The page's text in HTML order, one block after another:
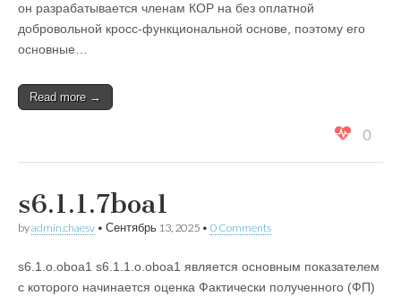
он разрабатывается членам КОР на без оплатной
добровольной кросс-функциональной основе, поэтому его
основные…
Read more →
0
s6.1.1.7boa1
byadmin.chaesv • Сентябрь 13, 2025 • 0 Comments
s6.1.о.оboa1 s6.1.1.о.оboa1 является основным показателем
с которого начинается оценка Фактически полученного (ФП)